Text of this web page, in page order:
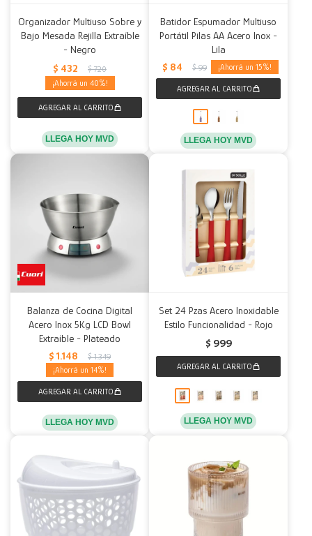
Organizador Multiuso Sobre y
Bajo Mesada Rejilla Extraíble
- Negro
$ 432 $ 720
40
LLEGA HOY MVD
Batidor Espumador Multiuso
Portátil Pilas AA Acero Inox -
Lila
$ 84 $ 99 15
LLEGA HOY MVD
Balanza de Cocina Digital
Acero Inox 5Kg LCD Bowl
Extraíble - Plateado
$ 1.148 $ 1.349
14
LLEGA HOY MVD
Set 24 Pzas Acero Inoxidable
Estilo Funcionalidad - Rojo
$ 999
LLEGA HOY MVD